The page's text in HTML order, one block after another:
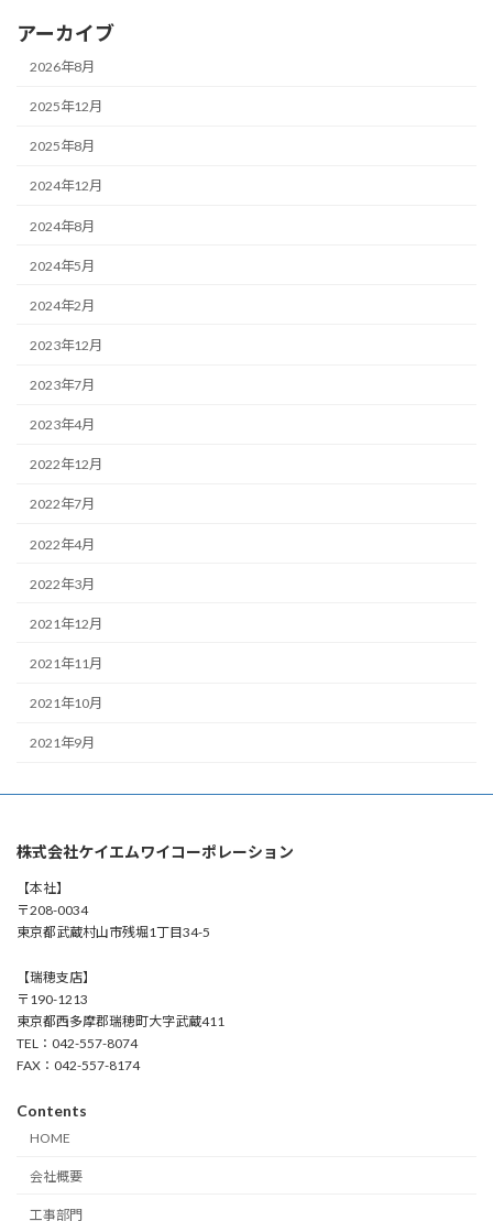
アーカイブ
2026年8月
2025年12月
2025年8月
2024年12月
2024年8月
2024年5月
2024年2月
2023年12月
2023年7月
2023年4月
2022年12月
2022年7月
2022年4月
2022年3月
2021年12月
2021年11月
2021年10月
2021年9月
株式会社ケイエムワイコーポレーション
【本社】
〒208-0034
東京都武蔵村山市残堀1丁目34-5
【瑞穂支店】
〒190-1213
東京都西多摩郡瑞穂町大字武蔵411
TEL：042-557-8074
FAX：042-557-8174
Contents
HOME
会社概要
工事部門